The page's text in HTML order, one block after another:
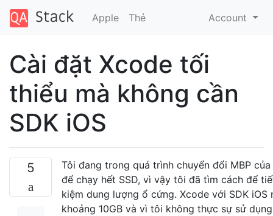
Apple Thẻ Account
Cài đặt Xcode tối
thiểu mà không cần
SDK iOS
5
Tôi đang trong quá trình chuyển đổi MBP của
để chạy hết SSD, vì vậy tôi đã tìm cách để
kiệm dung lượng ổ cứng. Xcode với SDK iOS
khoảng 10GB và vì tôi không thực sự sử